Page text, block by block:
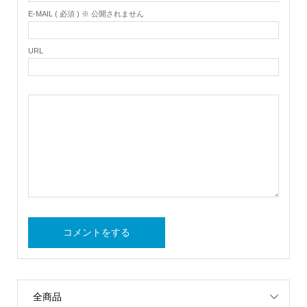
E-MAIL ( 必須 ) ※ 公開されません
URL
全商品